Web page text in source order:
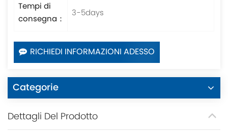
Tempi di
consegna：
3-5days
RICHIEDI INFORMAZIONI ADESSO
Categorie
Dettagli Del Prodotto